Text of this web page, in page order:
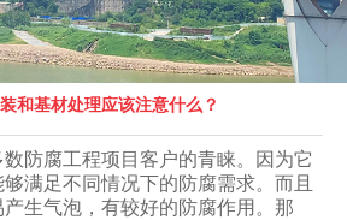
和基材处理应该注意什么？
数防腐工程项目客户的青睐。因为它
满足不同情况下的防腐需求。而且
生气泡，有较好的防腐作用。那